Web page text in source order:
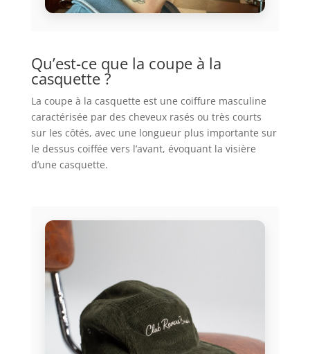
Qu’est-ce que la coupe à la
casquette ?
La coupe à la casquette est une coiffure masculine
caractérisée par des cheveux rasés ou très courts
sur les côtés, avec une longueur plus importante sur
le dessus coiffée vers l’avant, évoquant la visière
d’une casquette.